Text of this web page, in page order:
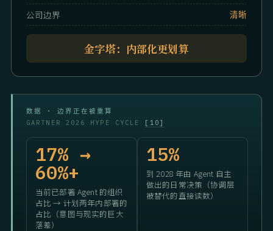
公司边界 清晰
金字塔：内部化更划算
数据 · 边界正在被重算
GARTNER 2026 HYPE CYCLE
[10]
17% →
60%+
当前已部署 Agent 的组织
占比 → 计划两年内部署的
占比（意图与现实的巨大
落差）
15%
到 2028 年由 Agent 自主
做出的日常决策（协调层
被替代的直接读数）